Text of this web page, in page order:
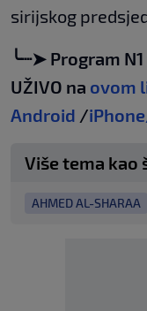
sirijskog
╰┈➤ Program
UŽIVO na ovom
Android /
Više tema kao
AHMED AL-SHARAA